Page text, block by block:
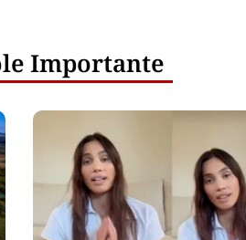
Importante